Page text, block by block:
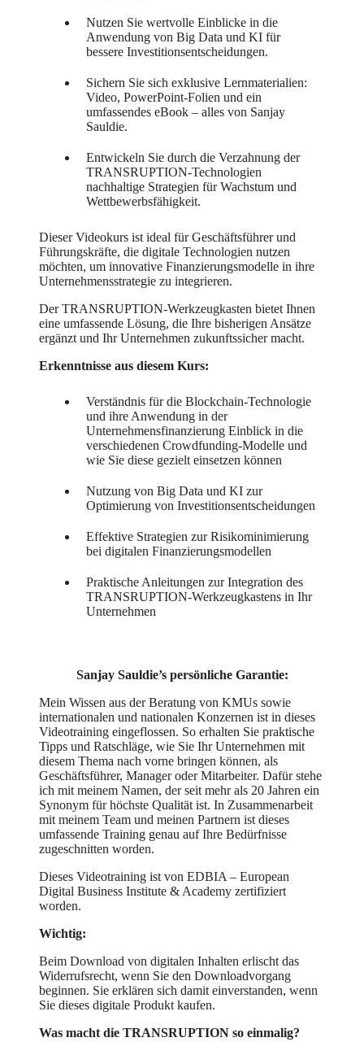
Nutzen Sie wertvolle Einblicke in die
Anwendung von Big Data und KI für
bessere Investitionsentscheidungen.
Sichern Sie sich exklusive Lernmaterialien:
Video, PowerPoint-Folien und ein
umfassendes eBook – alles von Sanjay
Sauldie.
Entwickeln Sie durch die Verzahnung der
TRANSRUPTION-Technologien
nachhaltige Strategien für Wachstum und
Wettbewerbsfähigkeit.
Dieser Videokurs ist ideal für Geschäftsführer und
Führungskräfte, die digitale Technologien nutzen
möchten, um innovative Finanzierungsmodelle in ihre
Unternehmensstrategie zu integrieren.
Der TRANSRUPTION-Werkzeugkasten bietet Ihnen
eine umfassende Lösung, die Ihre bisherigen Ansätze
ergänzt und Ihr Unternehmen zukunftssicher macht.
Erkenntnisse aus diesem Kurs:
Verständnis für die Blockchain-Technologie
und ihre Anwendung in der
Unternehmensfinanzierung Einblick in die
verschiedenen Crowdfunding-Modelle und
wie Sie diese gezielt einsetzen können
Nutzung von Big Data und KI zur
Optimierung von Investitionsentscheidungen
Effektive Strategien zur Risikominimierung
bei digitalen Finanzierungsmodellen
Praktische Anleitungen zur Integration des
TRANSRUPTION-Werkzeugkastens in Ihr
Unternehmen
Sanjay Sauldie’s persönliche Garantie:
Mein Wissen aus der Beratung von KMUs sowie
internationalen und nationalen Konzernen ist in dieses
Videotraining eingeflossen. So erhalten Sie praktische
Tipps und Ratschläge, wie Sie Ihr Unternehmen mit
diesem Thema nach vorne bringen können, als
Geschäftsführer, Manager oder Mitarbeiter. Dafür stehe
ich mit meinem Namen, der seit mehr als 20 Jahren ein
Synonym für höchste Qualität ist. In Zusammenarbeit
mit meinem Team und meinen Partnern ist dieses
umfassende Training genau auf Ihre Bedürfnisse
zugeschnitten worden.
Dieses Videotraining ist von EDBIA – European
Digital Business Institute & Academy zertifiziert
worden.
Wichtig:
Beim Download von digitalen Inhalten erlischt das
Widerrufsrecht, wenn Sie den Downloadvorgang
beginnen. Sie erklären sich damit einverstanden, wenn
Sie dieses digitale Produkt kaufen.
Was macht die TRANSRUPTION so einmalig?